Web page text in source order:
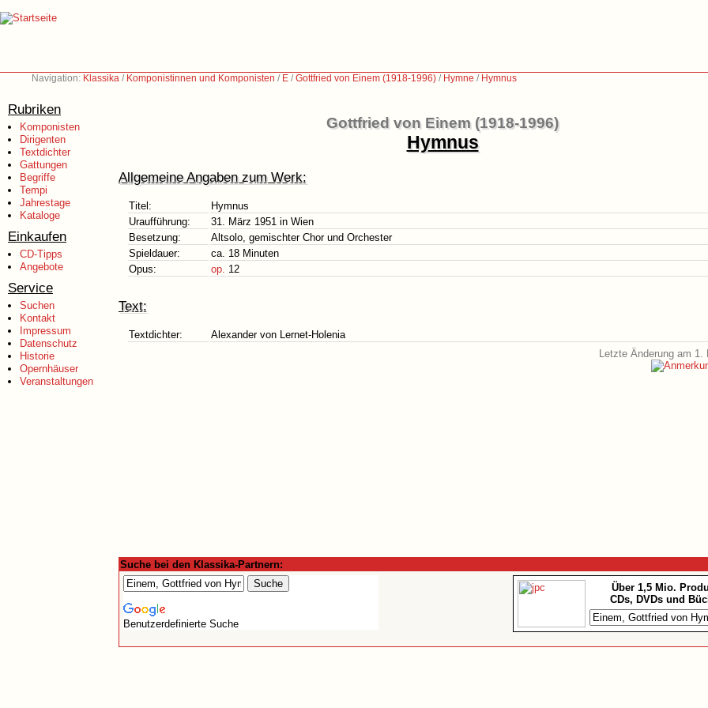
Navigation: Klassika / Komponistinnen und Komponisten / E /Gottfried von Einem (1918-1996) / Hymne / Hymnus
Rubriken
Komponisten
Dirigenten
Textdichter
Gattungen
Begriffe
Tempi
Jahrestage
Kataloge
Einkaufen
CD-Tipps
Angebote
Service
Suchen
Kontakt
Impressum
Datenschutz
Historie
Opernhäuser
Veranstaltungen
Gottfried von Einem (1918-1996)
Hymnus
Allgemeine Angaben zum Werk:
Titel:
Hymnus
Uraufführung:
31. März 1951 in Wien
Besetzung:
Altsolo, gemischter Chor und Orchester
Spieldauer:
ca. 18 Minuten
Opus:
op. 12
Text:
Textdichter:
Alexander von Lernet-Holenia
Letzte Änderung am 1.
Suche bei den Klassika-Partnern:
Benutzerdefinierte Suche
Über 1,5 Mio.
CDs, DVDs und